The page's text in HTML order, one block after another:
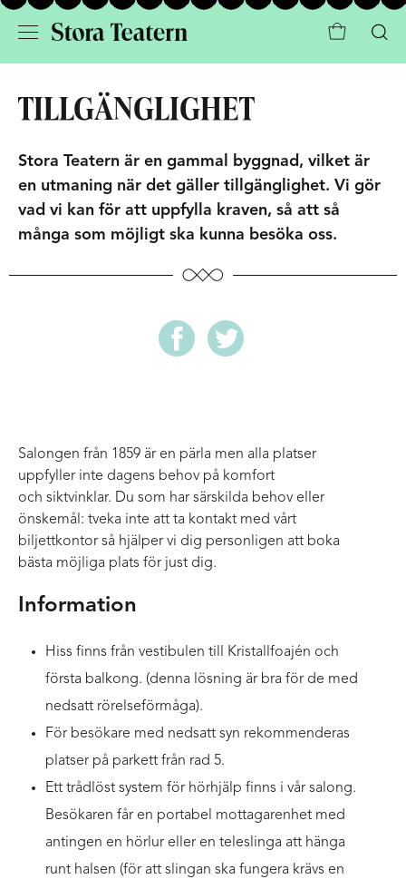
TILLGÄNGLIGHET
Stora Teatern är en gammal byggnad, vilket är
en utmaning när det gäller tillgänglighet. Vi gör
vad vi kan för att uppfylla kraven, så att så
många som möjligt ska kunna besöka oss.
Salongen från 1859 är en pärla men alla platser
uppfyller inte dagens behov på komfort
och siktvinklar. Du som har särskilda behov eller
önskemål: tveka inte att ta kontakt med vårt
biljettkontor så hjälper vi dig personligen att boka
bästa möjliga plats för just dig.
Information
Hiss finns från vestibulen till Kristallfoajén och
första balkong. (denna lösning är bra för de med
nedsatt rörelseförmåga).
För besökare med nedsatt syn rekommenderas
platser på parkett från rad 5.
Ett trådlöst system för hörhjälp finns i vår salong.
Besökaren får en portabel mottagarenhet med
antingen en hörlur eller en teleslinga att hänga
runt halsen (för att slingan ska fungera krävs en